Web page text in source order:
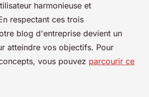
harmonieuse et
respectant ces trois
blog d'entreprise devient un
atteindre vos objectifs. Pour
vous pouvez parcourir ce